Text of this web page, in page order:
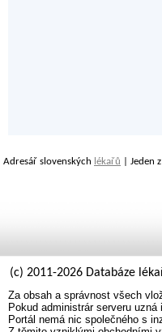
Adresář slovenských lékařů | Jeden
(c) 2011-2026 Databáze
Za obsah a správnost všech
Pokud administrár serveru
Portál nemá nic společného s